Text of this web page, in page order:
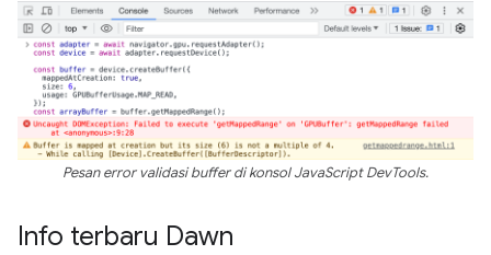
Pesan error validasi buffer di konsol JavaScript DevTools.
Info terbaru Dawn